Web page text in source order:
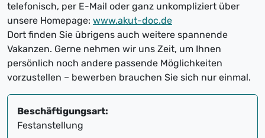
telefonisch, per E-Mail oder ganz unkompliziert über
unsere Homepage: www.akut-doc.de
Dort finden Sie übrigens auch weitere spannende
Vakanzen. Gerne nehmen wir uns Zeit, um Ihnen
persönlich noch andere passende Möglichkeiten
vorzustellen – bewerben brauchen Sie sich nur einmal.
Beschäftigungsart:
Festanstellung